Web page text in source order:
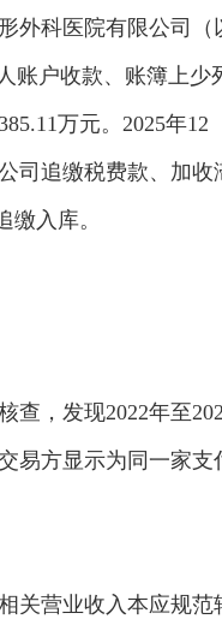
外科医院有限公司（
账户收款、账簿上少
万元。2025年12
司追缴税费款、加收
入库。
查，发现2022年至
易方显示为同一家支
关营业收入本应规范